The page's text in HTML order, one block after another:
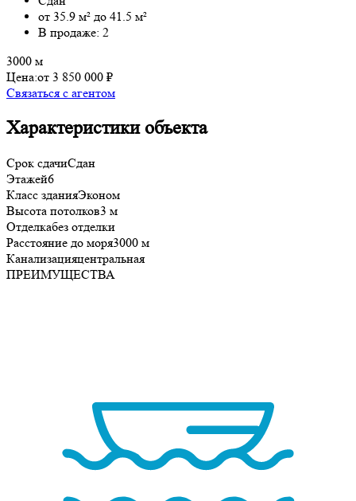
от 35.9 м² до 41.5 м²
В продаже: 2
3000 м
Цена:от 3 850 000 ₽
Связаться с агентом
Характеристики объекта
Срок сдачиСдан
Этажей6
Класс зданияЭконом
Высота потолков3 м
Отделкабез отделки
Расстояние до моря3000 м
Канализацияцентральная
ПРЕИМУЩЕСТВА